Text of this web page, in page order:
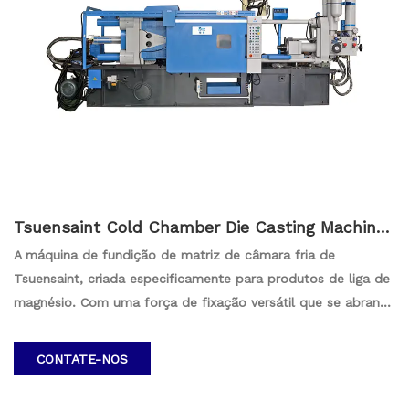
Tsuensaint Cold Chamber Die Casting Machine
Magnesium Ligy Products Force 1400kn-20800k
n
A máquina de fundição de matriz de câmara fria de
Tsuensaint, criada especificamente para produtos de liga de
magnésio. Com uma força de fixação versátil que se abrange
magnésio. Confie em uma solução confiável projetada para
CONTATE-NOS